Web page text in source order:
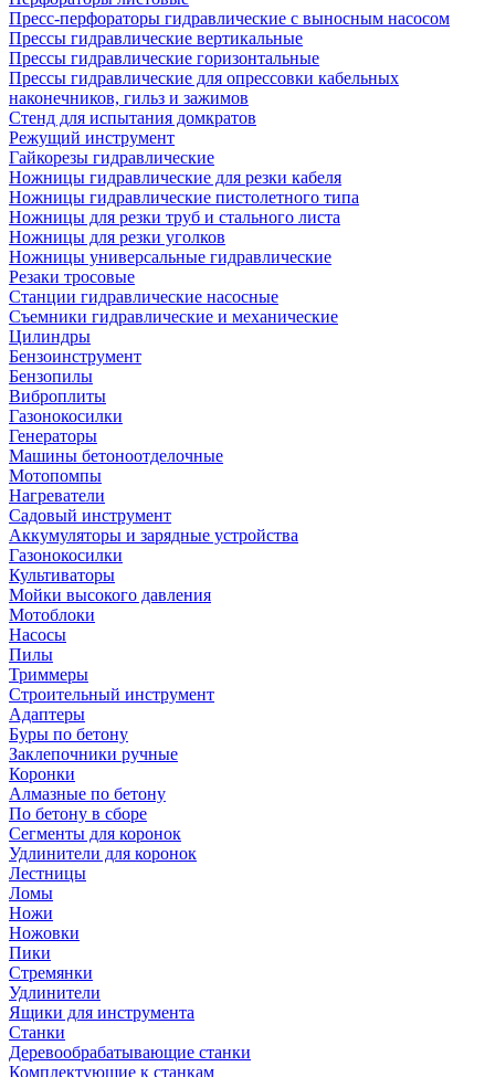
Пресс-перфораторы гидравлические с выносным насосом
Прессы гидравлические вертикальные
Прессы гидравлические горизонтальные
Прессы гидравлические для опрессовки кабельных
наконечников, гильз и зажимов
Стенд для испытания домкратов
Режущий инструмент
Гайкорезы гидравлические
Ножницы гидравлические для резки кабеля
Ножницы гидравлические пистолетного типа
Ножницы для резки труб и стального листа
Ножницы для резки уголков
Ножницы универсальные гидравлические
Резаки тросовые
Станции гидравлические насосные
Съемники гидравлические и механические
Цилиндры
Бензоинструмент
Бензопилы
Виброплиты
Газонокосилки
Генераторы
Машины бетоноотделочные
Мотопомпы
Нагреватели
Садовый инструмент
Аккумуляторы и зарядные устройства
Газонокосилки
Культиваторы
Мойки высокого давления
Мотоблоки
Насосы
Пилы
Триммеры
Строительный инструмент
Адаптеры
Буры по бетону
Заклепочники ручные
Коронки
Алмазные по бетону
По бетону в сборе
Сегменты для коронок
Удлинители для коронок
Лестницы
Ломы
Ножи
Ножовки
Пики
Стремянки
Удлинители
Ящики для инструмента
Станки
Деревообрабатывающие станки
Комплектующие к станкам